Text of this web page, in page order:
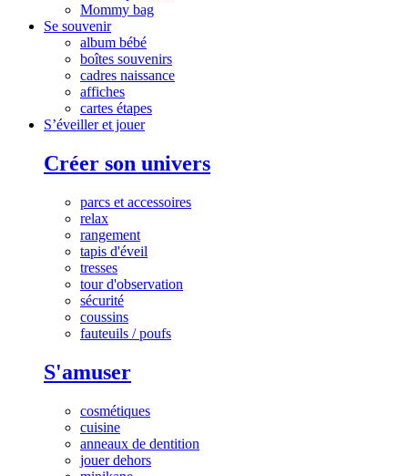
Mommy bag
Se souvenir
album bébé
boîtes souvenirs
cadres naissance
affiches
cartes étapes
S’éveiller et jouer
Créer son univers
parcs et accessoires
relax
rangement
tapis d'éveil
tresses
tour d'observation
sécurité
coussins
fauteuils / poufs
S'amuser
cosmétiques
cuisine
anneaux de dentition
jouer dehors